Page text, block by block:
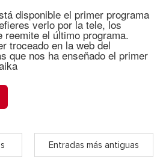
disponible el primer programa
verlo por la tele, los
el último programa.
troceado en la web del
que nos ha enseñado el primer
Entradas más antiguas